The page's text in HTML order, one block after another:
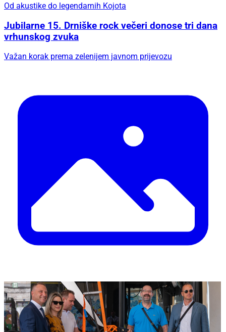
Od akustike do legendarnih Kojota
Jubilarne 15. Drniške rock večeri donose tri dana
vrhunskog zvuka
Važan korak prema zelenijem javnom prijevozu